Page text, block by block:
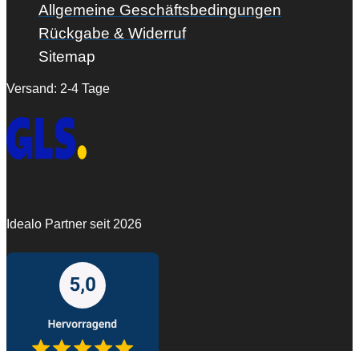
Allgemeine Geschäftsbedingungen
Rückgabe & Widerruf
Sitemap
Versand: 2-4 Tage
Idealo Partner seit 2026